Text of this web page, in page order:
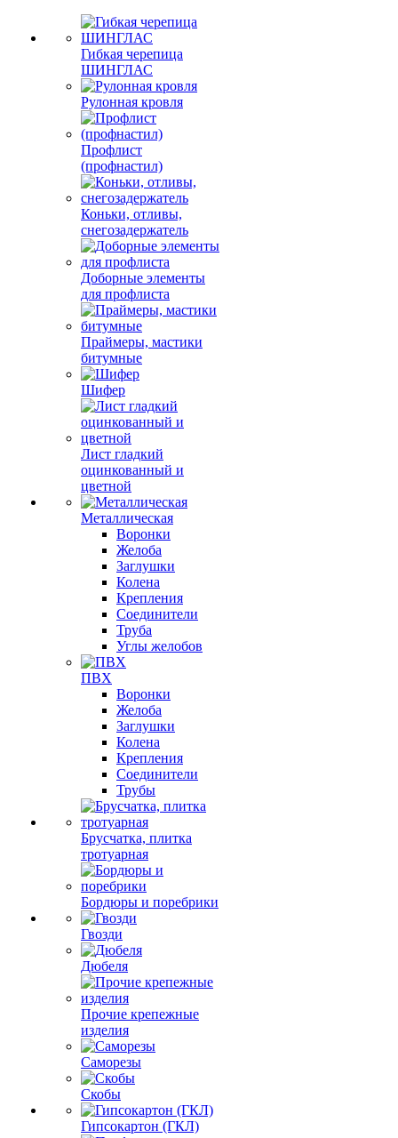
Гибкая черепица
ШИНГЛАС
Рулонная кровля
Профлист
(профнастил)
Коньки, отливы,
снегозадержатель
Доборные элементы
для профлиста
Праймеры, мастики
битумные
Шифер
Лист гладкий
оцинкованный и
цветной
Металлическая
Воронки
Желоба
Заглушки
Колена
Крепления
Соединители
Труба
Углы желобов
ПВХ
Воронки
Желоба
Заглушки
Колена
Крепления
Соединители
Трубы
Брусчатка, плитка
тротуарная
Бордюры и поребрики
Гвозди
Дюбеля
Прочие крепежные
изделия
Саморезы
Скобы
Гипсокартон (ГКЛ)